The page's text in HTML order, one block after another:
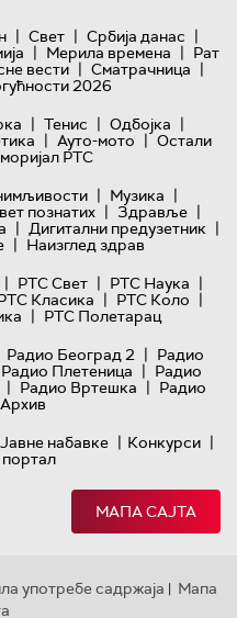
| Свет | Србија данас |
| Мерила времена | Рат
вести | Сматрачница |
2026
| Тенис | Одбојка |
| Ауто-мото | Остали
РТС
| Музика |
познатих | Здравље |
| Дигитални предузетник |
| Наизглед здрав
| РТС Свет | РТС Наука |
Класика | РТС Коло |
| РТС Полетарац
Радио Београд 2 | Радио
Радио Плетеница | Радио
| Радио Вртешка | Радио
Архив
Јавне набавке | Конкурси |
МАПА САЈТА
употребе садржаја | Мапа